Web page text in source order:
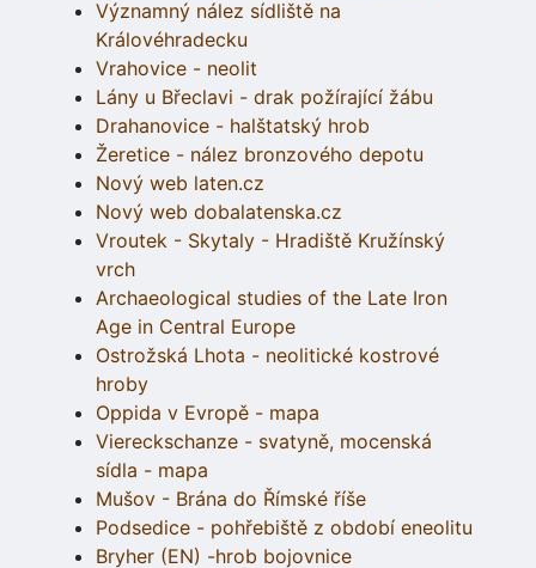
Významný nález sídliště na
Královéhradecku
Vrahovice - neolit
Lány u Břeclavi - drak požírající žábu
Drahanovice - halštatský hrob
Žeretice - nález bronzového depotu
Nový web laten.cz
Nový web dobalatenska.cz
Vroutek - Skytaly - Hradiště Kružínský
vrch
Archaeological studies of the Late Iron
Age in Central Europe
Ostrožská Lhota - neolitické kostrové
hroby
Oppida v Evropě - mapa
Viereckschanze - svatyně, mocenská
sídla - mapa
Mušov - Brána do Římské říše
Podsedice - pohřebiště z období eneolitu
Bryher (EN) -hrob bojovnice